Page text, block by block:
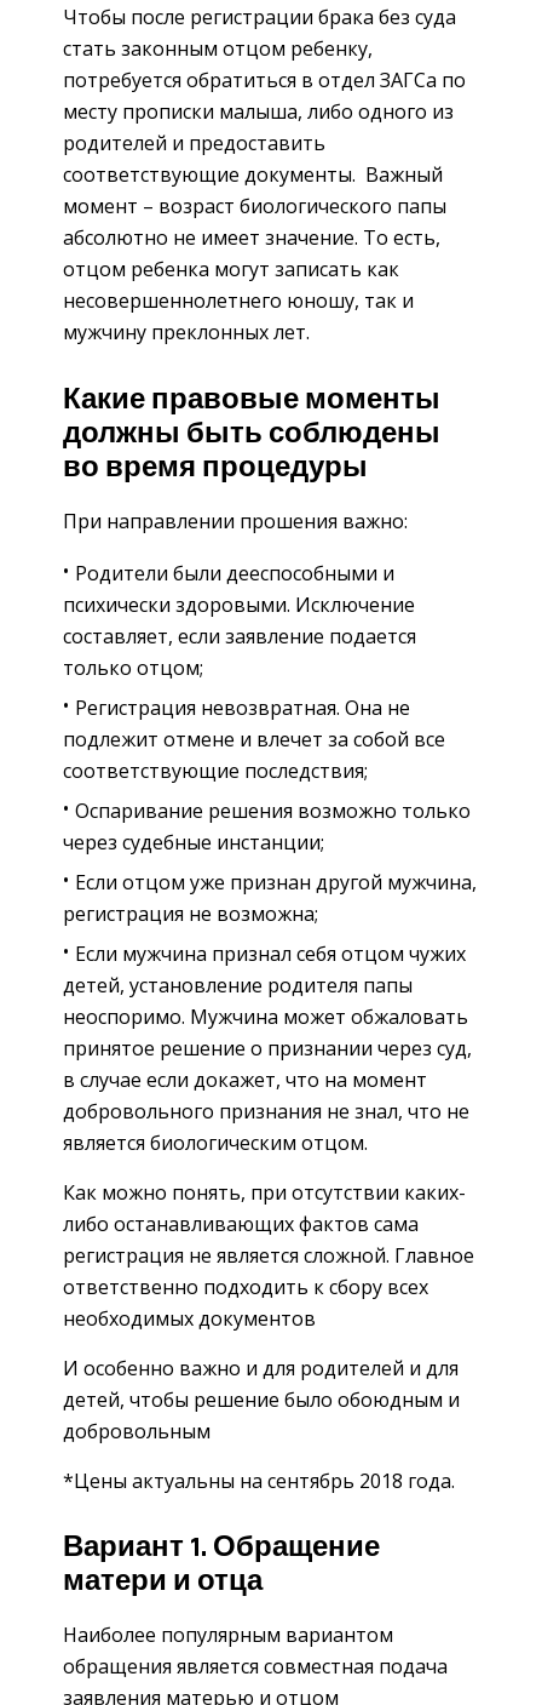
Чтобы после регистрации брака без суда
стать законным отцом ребенку,
потребуется обратиться в отдел ЗАГСа по
месту прописки малыша, либо одного из
родителей и предоставить
соответствующие документы. Важный
момент – возраст биологического папы
абсолютно не имеет значение. То есть,
отцом ребенка могут записать как
несовершеннолетнего юношу, так и
мужчину преклонных лет.
Какие правовые моменты
должны быть соблюдены
во время процедуры
При направлении прошения важно:
Родители были дееспособными и
психически здоровыми. Исключение
составляет, если заявление подается
только отцом;
Регистрация невозвратная. Она не
подлежит отмене и влечет за собой все
соответствующие последствия;
Оспаривание решения возможно только
через судебные инстанции;
Если отцом уже признан другой мужчина,
регистрация не возможна;
Если мужчина признал себя отцом чужих
детей, установление родителя папы
неоспоримо. Мужчина может обжаловать
принятое решение о признании через суд,
в случае если докажет, что на момент
добровольного признания не знал, что не
является биологическим отцом.
Как можно понять, при отсутствии каких-
либо останавливающих фактов сама
регистрация не является сложной. Главное
ответственно подходить к сбору всех
необходимых документов
И особенно важно и для родителей и для
детей, чтобы решение было обоюдным и
добровольным
*Цены актуальны на сентябрь 2018 года.
Вариант 1. Обращение
матери и отца
Наиболее популярным вариантом
обращения является совместная подача
заявления матерью и отцом